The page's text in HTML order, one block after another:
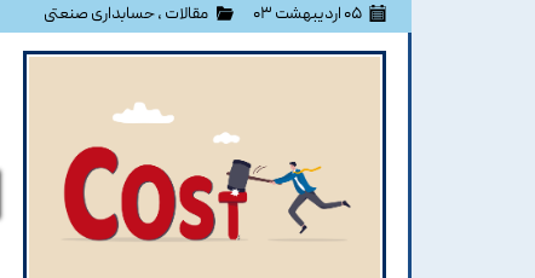
۰۵ اردیبهشت ۰۳ مقالات ،حسابداری صنعتی